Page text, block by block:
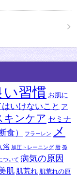
い習慣 お肌に
いけないこと ア
キンケア セミナ
食） フラーレン
メ
浴 加圧トレーニング 唇 孫
ついて 病気の原因
肌 肌荒れ 肌荒れの原